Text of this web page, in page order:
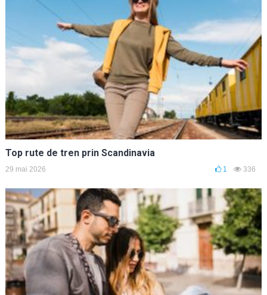
Top rute de tren prin Scandinavia
29 mai 2026 1 336